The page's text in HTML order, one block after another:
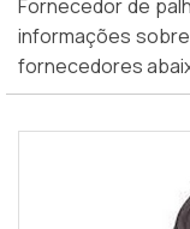
Fornecedor de
informações
fornecedores